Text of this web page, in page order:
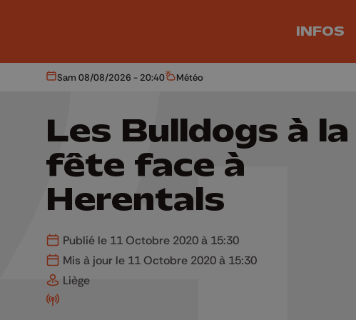
INFOS
Aujourd'hui
Sam 08/08/2026 - 20:40 Météo
Météo
Les Bulldogs à la
fête face à
Herentals
Publié le 11 Octobre 2020 à 15:30
Mis à jour le 11 Octobre 2020 à 15:30
Liège